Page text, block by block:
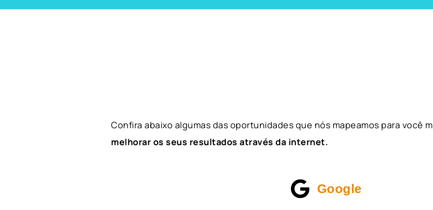
Confira abaixo algumas das oportunidades que nós mapeamos para você
melhorar os seus resultados através da internet.
Google